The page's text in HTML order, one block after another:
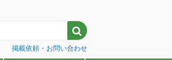

掲載依頼・お問い合わせ